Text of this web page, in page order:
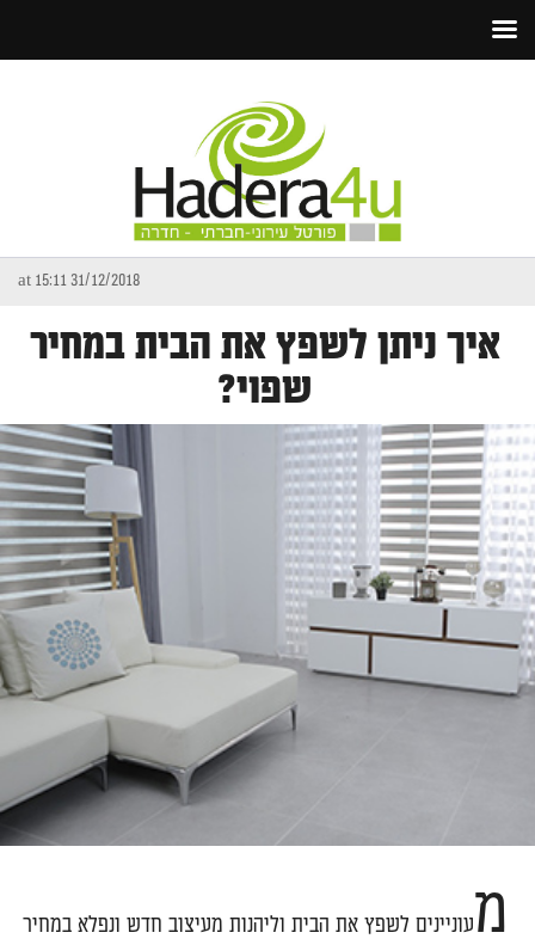
31/12/2018 at 15:11
איך ניתן לשפץ את הבית במחיר
שפוי?
מעוניינים לשפץ את הבית וליהנות מעיצוב חדש ונפלא במחיר